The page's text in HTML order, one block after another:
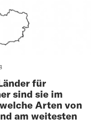
für
sind sie im
Arten von
am weitesten